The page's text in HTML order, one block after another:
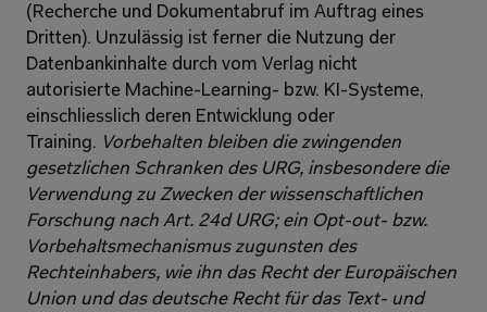
(Recherche und Dokumentabruf im Auftrag eines
Dritten). Unzulässig ist ferner die Nutzung der
Datenbankinhalte durch vom Verlag nicht
autorisierte Machine-Learning- bzw. KI-Systeme,
einschliesslich deren Entwicklung oder
Training. Vorbehalten bleiben die zwingenden
gesetzlichen Schranken des URG, insbesondere die
Verwendung zu Zwecken der wissenschaftlichen
Forschung nach Art. 24d URG; ein Opt-out- bzw.
Vorbehaltsmechanismus zugunsten des
Rechteinhabers, wie ihn das Recht der Europäischen
Union und das deutsche Recht für das Text- und